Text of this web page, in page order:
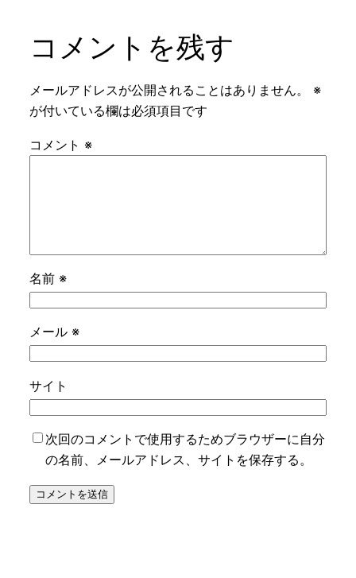
コメントを残す
メールアドレスが公開されることはありません。
※
が付いている欄は必須項目です
コメント ※
名前 ※
メール ※
サイト
次回のコメントで使用するためブラウザーに自分
の名前、メールアドレス、サイトを保存する。